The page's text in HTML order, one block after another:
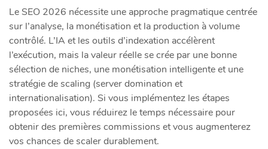
Le SEO 2026 nécessite une approche pragmatique centrée
sur l’analyse, la monétisation et la production à volume
contrôlé. L’IA et les outils d’indexation accélèrent
l’exécution, mais la valeur réelle se crée par une bonne
sélection de niches, une monétisation intelligente et une
stratégie de scaling (server domination et
internationalisation). Si vous implémentez les étapes
proposées ici, vous réduirez le temps nécessaire pour
obtenir des premières commissions et vous augmenterez
vos chances de scaler durablement.